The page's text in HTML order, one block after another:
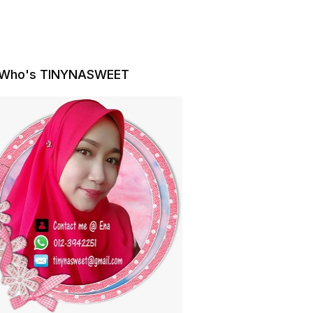
TINYNASWEET